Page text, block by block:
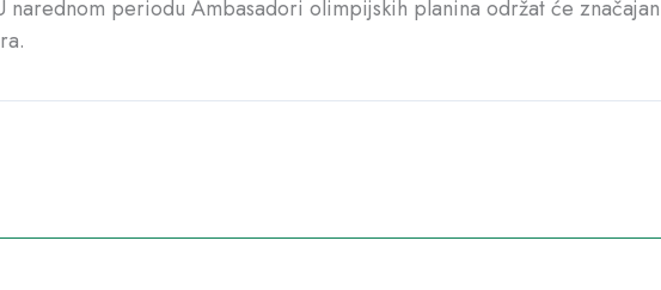
narednom periodu Ambasadori olimpijskih planina održat će